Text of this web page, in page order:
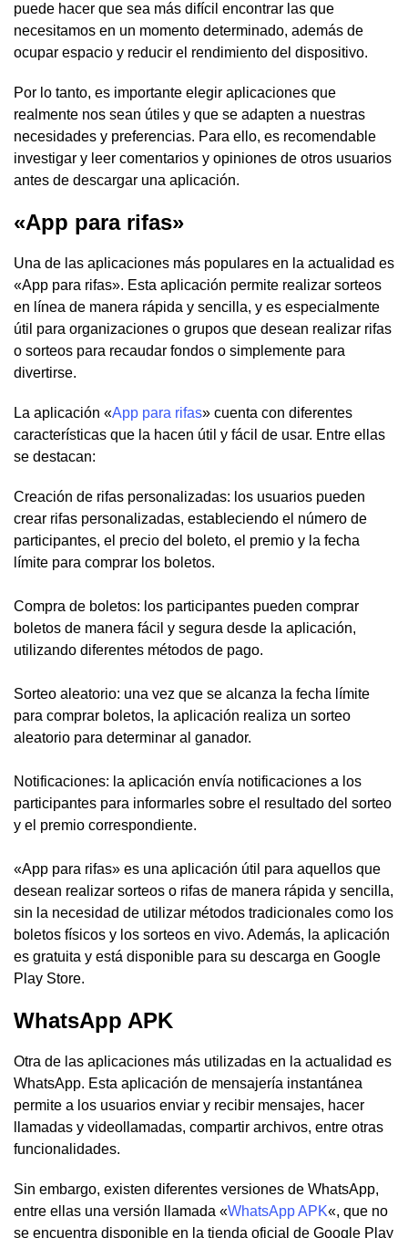
puede hacer que sea más difícil encontrar las que
necesitamos en un momento determinado, además de
ocupar espacio y reducir el rendimiento del dispositivo.
Por lo tanto, es importante elegir aplicaciones que
realmente nos sean útiles y que se adapten a nuestras
necesidades y preferencias. Para ello, es recomendable
investigar y leer comentarios y opiniones de otros usuarios
antes de descargar una aplicación.
«App para rifas»
Una de las aplicaciones más populares en la actualidad es
«App para rifas». Esta aplicación permite realizar sorteos
en línea de manera rápida y sencilla, y es especialmente
útil para organizaciones o grupos que desean realizar rifas
o sorteos para recaudar fondos o simplemente para
divertirse.
La aplicación «App para rifas» cuenta con diferentes
características que la hacen útil y fácil de usar. Entre ellas
se destacan:
Creación de rifas personalizadas: los usuarios pueden
crear rifas personalizadas, estableciendo el número de
participantes, el precio del boleto, el premio y la fecha
límite para comprar los boletos.
Compra de boletos: los participantes pueden comprar
boletos de manera fácil y segura desde la aplicación,
utilizando diferentes métodos de pago.
Sorteo aleatorio: una vez que se alcanza la fecha límite
para comprar boletos, la aplicación realiza un sorteo
aleatorio para determinar al ganador.
Notificaciones: la aplicación envía notificaciones a los
participantes para informarles sobre el resultado del sorteo
y el premio correspondiente.
«App para rifas» es una aplicación útil para aquellos que
desean realizar sorteos o rifas de manera rápida y sencilla,
sin la necesidad de utilizar métodos tradicionales como los
boletos físicos y los sorteos en vivo. Además, la aplicación
es gratuita y está disponible para su descarga en Google
Play Store.
WhatsApp APK
Otra de las aplicaciones más utilizadas en la actualidad es
WhatsApp. Esta aplicación de mensajería instantánea
permite a los usuarios enviar y recibir mensajes, hacer
llamadas y videollamadas, compartir archivos, entre otras
funcionalidades.
Sin embargo, existen diferentes versiones de WhatsApp,
entre ellas una versión llamada «WhatsApp APK«, que no
se encuentra disponible en la tienda oficial de Google Play